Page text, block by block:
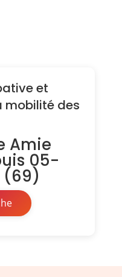
et
mobilité des
Amie
05-
(69)